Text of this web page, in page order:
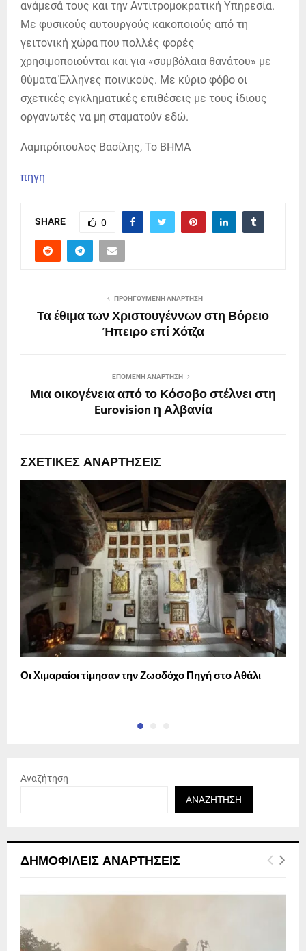
ανάμεσά τους και την Αντιτρομοκρατική Υπηρεσία.
Με φυσικούς αυτουργούς κακοποιούς από τη
γειτονική χώρα που πολλές φορές
χρησιμοποιούνται και για «συμβόλαια θανάτου» με
θύματα Έλληνες ποινικούς. Με κύριο φόβο οι
σχετικές εγκληματικές επιθέσεις με τους ίδιους
οργανωτές να μη σταματούν εδώ.
Λαμπρόπουλος Βασίλης, Το ΒΗΜΑ
πηγη
SHARE 0
ΠΡΟΗΓΟΎΜΕΝΗ ΑΝΆΡΤΗΣΗ
Τα έθιμα των Χριστουγέννων στη Βόρειο
Ήπειρο επί Χότζα
ΕΠΌΜΕΝΗ ΑΝΆΡΤΗΣΗ
Μια οικογένεια από το Κόσοβο στέλνει στη
Eurovision η Αλβανία
ΣΧΕΤΙΚΈΣ ΑΝΑΡΤΉΣΕΙΣ
Οι Χιμαραίοι τίμησαν την Ζωοδόχο Πηγή στο Αθάλι
Αναζήτηση
ΑΝΑΖΉΤΗΣΗ
ΔΗΜΟΦΙΛΕΊΣ ΑΝΑΡΤΉΣΕΙΣ